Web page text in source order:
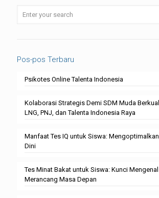
Pos-pos Terbaru
Psikotes Online Talenta Indonesia
Kolaborasi Strategis Demi SDM Muda
LNG, PNJ, dan Talenta Indonesia Raya
Manfaat Tes IQ untuk Siswa:
Dini
Tes Minat Bakat untuk Siswa: Kunci
Merancang Masa Depan